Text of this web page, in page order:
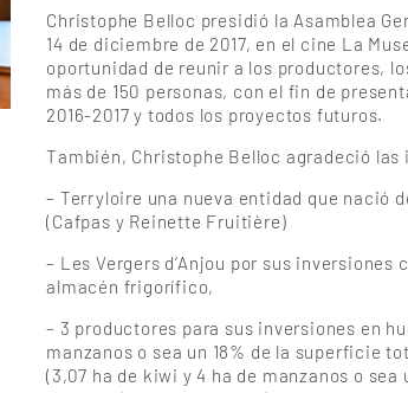
Christophe Belloc presidió la Asamblea
14 de diciembre de 2017, en el cine La
oportunidad de reunir a los productores,
más de 150 personas, con el fin de
2016-2017 y todos los proyectos futuros.
También, Christophe Belloc agradeció
– Terryloire una nueva entidad que nació
(Cafpas y Reinette Fruitière)
– Les Vergers d’Anjou por sus
almacén frigorífico,
– 3 productores para sus inversiones en
manzanos o sea un 18% de la superficie
(3,07 ha de kiwi y 4 ha de manzanos o